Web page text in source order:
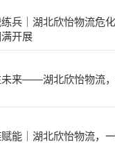
兵｜湖北欣怡物流危
开展
未来——湖北欣怡物流
能｜湖北欣怡物流，